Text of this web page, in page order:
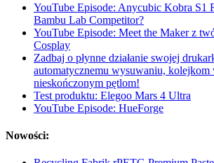
YouTube Episode: Anycubic Kobra S1
Bambu Lab Competitor?
YouTube Episode: Meet the Maker z
Cosplay
Zadbaj o płynne działanie swojej
automatycznemu wysuwaniu,
nieskończonym pętlom!
Test produktu: Elegoo Mars 4 Ultra
YouTube Episode: HueForge
Nowości: